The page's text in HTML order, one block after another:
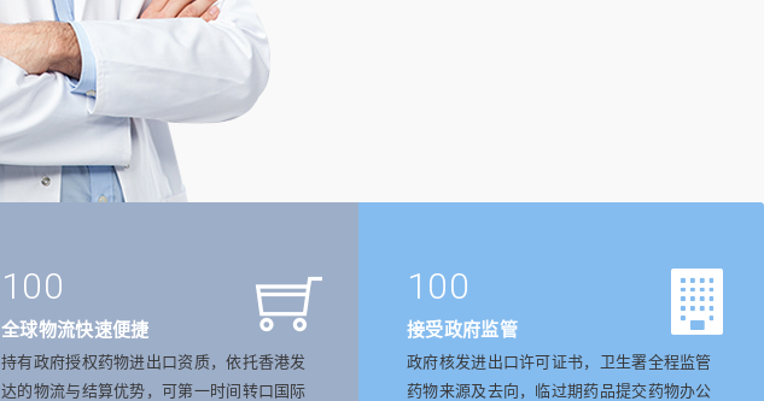
100
全球物流快速便捷
持有政府授权药物进出口资质，依托香港发
达的物流与结算优势，可第一时间转口国际
100
接受政府监管
政府核发进出口许可证书，卫生署全程监管
药物来源及去向，临过期药品提交药物办公